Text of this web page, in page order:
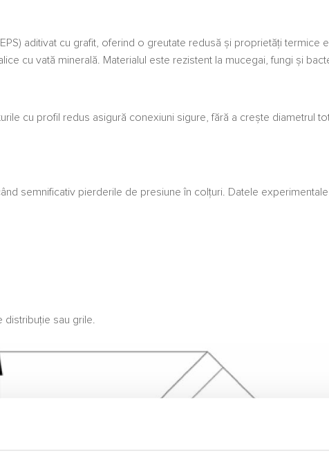
aditivat cu grafit, oferind o greutate redusă și proprietăți
cu vată minerală. Materialul este rezistent la mucegai, fungi și
cu profil redus asigură conexiuni sigure, fără a crește diametrul
semnificativ pierderile de presiune în colțuri. Datele
distribuție sau grile.